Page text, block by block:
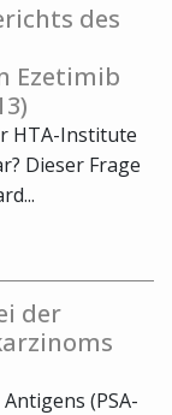
des
Ezetimib
HTA-Institute
Dieser Frage
der
(PSA-